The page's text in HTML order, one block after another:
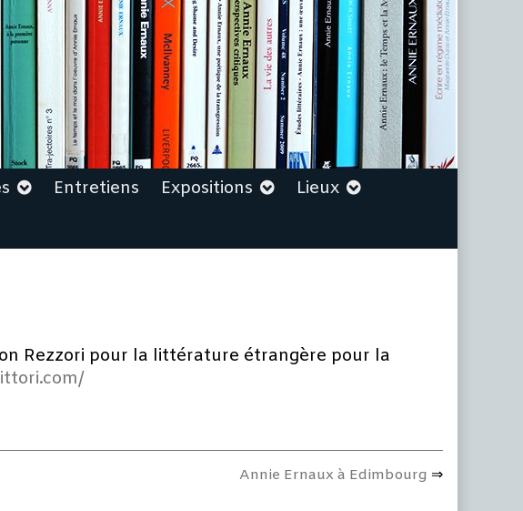
Entretiens Expositions
Lieux
Rezzori pour la littérature étrangère pour la
Next
Annie Ernaux à Edimbourg